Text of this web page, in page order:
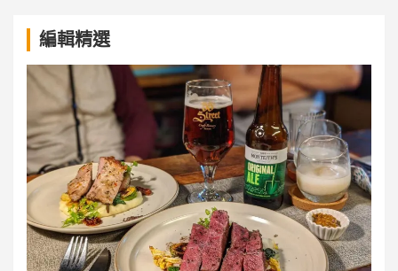
編輯精選